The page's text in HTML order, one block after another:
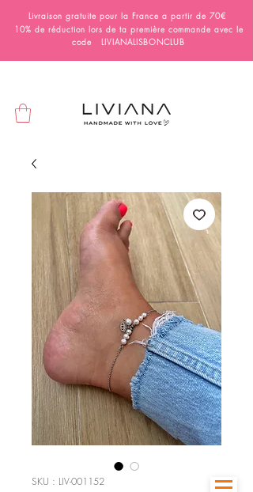
Livraison gratuite pour la France a partir de 70€
10% de réduction lors de ta première commande avec le
code LIVIANALISBONCLUB
SKU : LIV-001152